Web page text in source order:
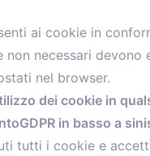
ai cookie in
necessari devono
nel browser.
dei cookie in
in basso a
tutti i cookie e